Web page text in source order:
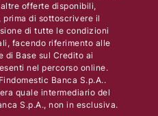
offerte disponibili,
di sottoscrivere il
di tutte le condizioni
facendo riferimento alle
di Base sul Credito ai
nel percorso online.
Banca S.p.A..
quale intermediario del
S.p.A., non in esclusiva.